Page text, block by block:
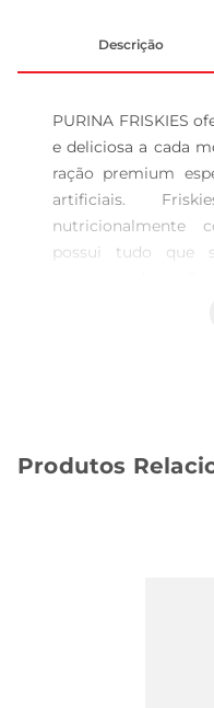
Descrição
PURINA FRISKIES
e deliciosa a cada
ração premium
artificiais.
nutricionalmente
possui tudo que
com sua
equilíbrio adequado
Produtos